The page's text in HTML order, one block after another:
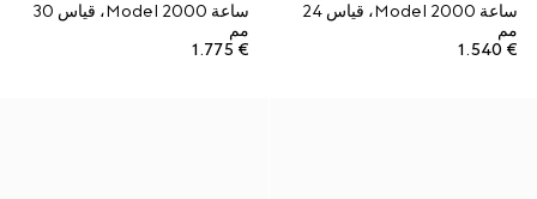
ساعة Model 2000، قياس 24
مم
€ 1.540
ساعة Model 2000، قياس 30
مم
€ 1.775